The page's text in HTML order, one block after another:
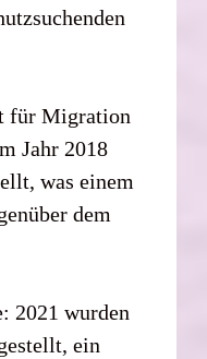
für Migration
Jahr 2018
was einem
dem
2021 wurden
ein